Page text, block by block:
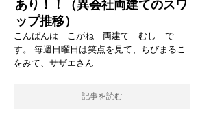
あり！！（異会社両建てのスワ
ップ推移）
こんばんは こがね 両建て むし で
す。 毎週日曜日は笑点を見て、ちびまるこ
をみて、サザエさん
記事を読む